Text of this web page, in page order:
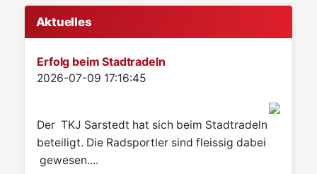
Aktuelles
Erfolg beim Stadtradeln
Details
2026-07-09 17:16:45
Der TKJ Sarstedt hat sich beim Stadtradeln
beteiligt. Die Radsportler sind fleissig dabei
gewesen....